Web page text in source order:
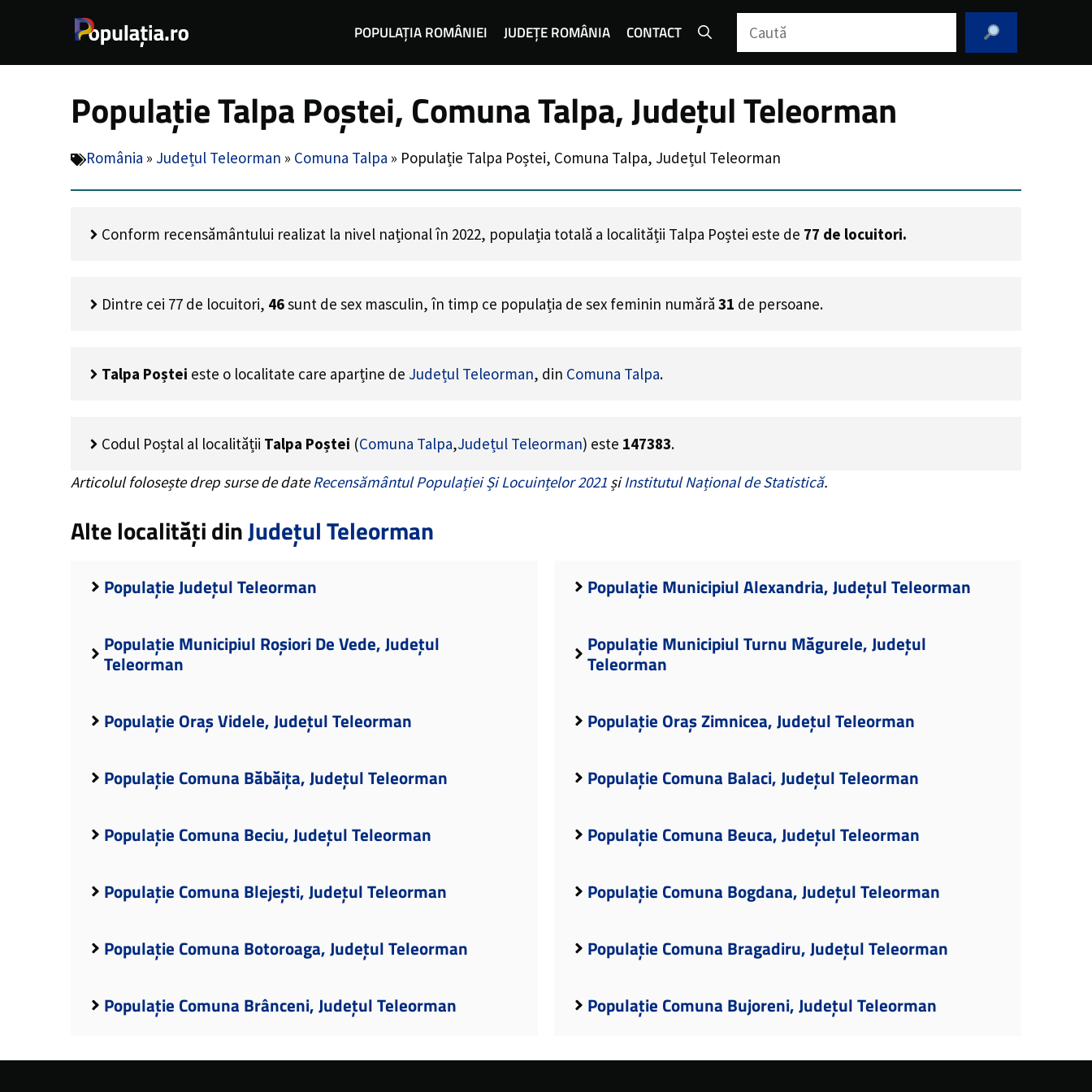
POPULAȚIA ROMÂNIEI JUDEȚE ROMÂNIA CONTACT Caută
Populație Talpa Poștei, Comuna Talpa, Județul Teleorman
România » Județul Teleorman » Comuna Talpa » Populație Talpa Poștei, Comuna Talpa, Județul Teleorman
Conform recensământului realizat la nivel național în 2022, populația totală a localității Talpa Poștei este de 77 de locuitori.
Dintre cei 77 de locuitori, 46sunt de sex masculin, în timp ce populația de sex feminin numără 31 de persoane.
Talpa Poștei este o localitate care aparține de Județul Teleorman, din Comuna Talpa.
Codul Poștal al localității Talpa Poștei (Comuna Talpa,Județul Teleorman) este 147383.
Articolul folosește drep surse de dateRecensământul Populației Și Locuințelor 2021 șiInstitutul Național de Statistică.
Alte localități dinJudețul Teleorman
Populație Județul Teleorman Populație Municipiul Alexandria, Județul Teleorman
Populație Municipiul Roșiori De Vede, Județul
Teleorman
Populație Municipiul Turnu Măgurele, Județul
Teleorman
Populație Oraș Videle, Județul Teleorman Populație Oraș Zimnicea, Județul Teleorman
Populație Comuna Băbăița, Județul Teleorman Populație Comuna Balaci, Județul Teleorman
Populație Comuna Beciu, Județul Teleorman Populație Comuna Beuca, Județul Teleorman
Populație Comuna Blejești, Județul Teleorman Populație Comuna Bogdana, Județul Teleorman
Populație Comuna Botoroaga, Județul Teleorman Populație Comuna Bragadiru, Județul Teleorman
Populație Comuna Brânceni, Județul Teleorman Populație Comuna Bujoreni, Județul Teleorman